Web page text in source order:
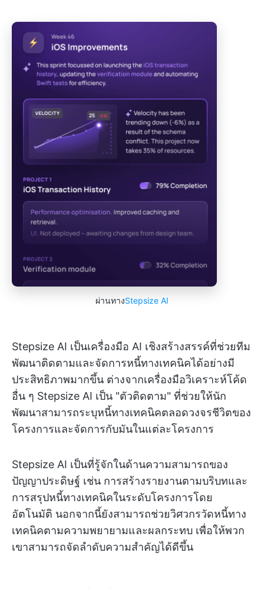
ผ่านทางStepsize AI
Stepsize AI เป็นเครื่องมือ AI เชิงสร้างสรรค์ที่ช่วยทีม
พัฒนาติดตามและจัดการหนี้ทางเทคนิคได้อย่างมี
ประสิทธิภาพมากขึ้น ต่างจากเครื่องมือวิเคราะห์โค้ด
อื่น ๆ Stepsize AI เป็น "ตัวติดตาม" ที่ช่วยให้นัก
พัฒนาสามารถระบุหนี้ทางเทคนิคตลอดวงจรชีวิตของ
โครงการและจัดการกับมันในแต่ละโครงการ
Stepsize AI เป็นที่รู้จักในด้านความสามารถของ
ปัญญาประดิษฐ์ เช่น การสร้างรายงานตามบริบทและ
การสรุปหนี้ทางเทคนิคในระดับโครงการโดย
อัตโนมัติ นอกจากนี้ยังสามารถช่วยวิศวกรวัดหนี้ทาง
เทคนิคตามความพยายามและผลกระทบ เพื่อให้พวก
เขาสามารถจัดลำดับความสำคัญได้ดีขึ้น